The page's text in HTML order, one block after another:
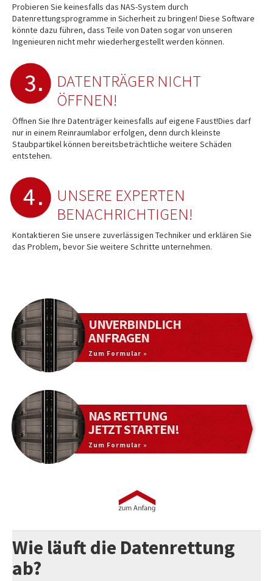
Probieren Sie keinesfalls das NAS-System durch
Datenrettungsprogramme in Sicherheit zu bringen! Diese Software
könnte dazu führen, dass Teile von Daten sogar von unseren
Ingenieuren nicht mehr wiederhergestellt werden können.
DATENTRÄGER NICHT
ÖFFNEN!
Öffnen Sie Ihre Datenträger keinesfalls auf eigene Faust!Dies darf
nur in einem Reinraumlabor erfolgen, denn durch kleinste
Staubpartikel können bereitsbeträchtliche weitere Schäden
entstehen.
UNSERE EXPERTEN
BENACHRICHTIGEN!
Kontaktieren Sie unsere zuverlässigen Techniker und erklären Sie
das Problem, bevor Sie weitere Schritte unternehmen.
UNVERBINDLICH
ANFRAGEN
Zum Formular »
NAS RETTUNG
JETZT STARTEN!
Zum Formular »
Wie läuft die Datenrettung
ab?